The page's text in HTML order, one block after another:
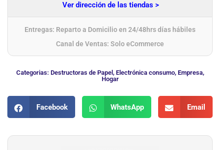
Ver dirección de las tiendas >
Entregas: Reparto a Domicilio en 24/48hrs días hábiles
Canal de Ventas: Solo eCommerce
Categorias: Destructoras de Papel , Electrónica consumo, Empresa,
Hogar
Facebook WhatsApp Email